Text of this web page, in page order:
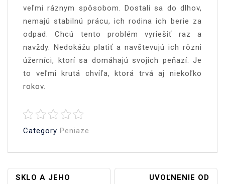
veľmi ráznym spôsobom. Dostali sa do dlhov,
nemajú stabilnú prácu, ich rodina ich berie za
odpad. Chcú tento problém vyriešiť raz a
navždy. Nedokážu platiť a navštevujú ich rôzni
úžerníci, ktorí sa domáhajú svojich peňazí. Je
to veľmi krutá chvíľa, ktorá trvá aj niekoľko
rokov.
Category Peniaze
Navigace
SKLO A JEHO UVOĽNENIE OD